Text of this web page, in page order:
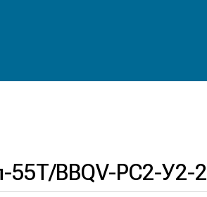
BBQV-РС2-У2-2